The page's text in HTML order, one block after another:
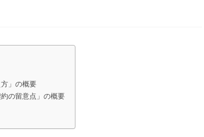
」の概要
の留意点」の概要